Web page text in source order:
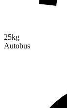
25kg
Autobus